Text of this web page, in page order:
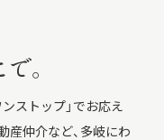
。
ストップ」でお応え
産仲介など、多岐にわ